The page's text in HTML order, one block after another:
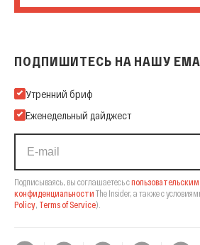
ПОДПИШИТЕСЬ НА НАШУ
Подпишитесь на нашу Email-рассылку
Утренний бриф
Еженедельный дайджест
Подписываясь, вы соглашаетесь с
конфиденциальности The Insider, а также с
Policy Terms of Service).